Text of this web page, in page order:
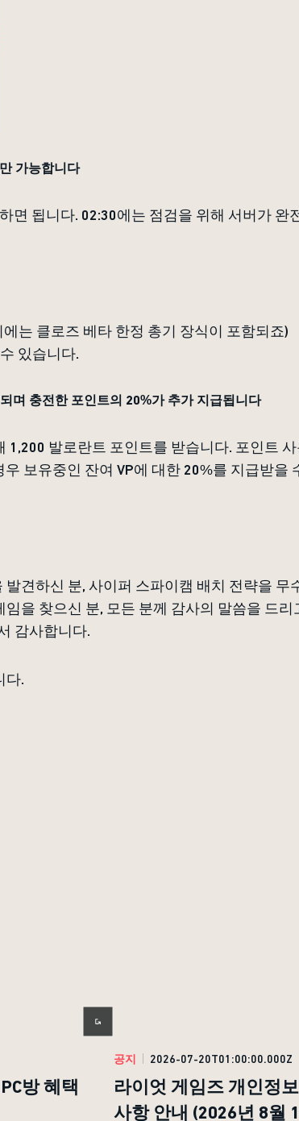
가능합니다
면 됩니다. 02:30에는 점검을 위해 서버가 완
는 클로즈 베타 한정 총기 장식이 포함되죠)
있습니다.
며 충전한 포인트의 20%가 추가 지급됩니다
발로란트 포인트를 받습니다. 포인트
보유중인 잔여 VP에 대한 20%를 지급받을
견하신 분, 사이퍼 스파이캠 배치 전략을 무
을 찾으신 분, 모든 분께 감사의 말씀을 드리
감사합니다.
다.
방 혜택
공지 2026-07-20T01:00:00.000Z
라이엇 게임즈 개인정
사항 안내 (2026년 8월